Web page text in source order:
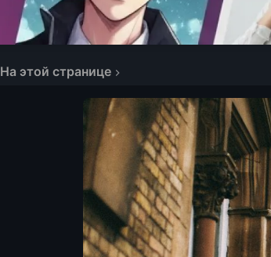
На этой странице
Провайдеры VPS в Великобритании и самые